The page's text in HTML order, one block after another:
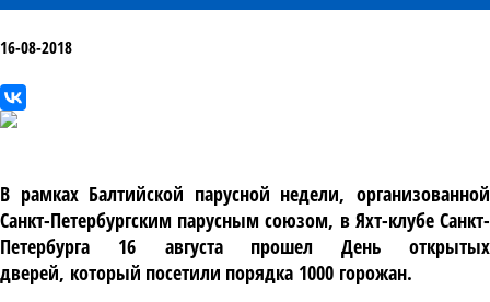
16-08-2018
В рамках Балтийской парусной недели,организованной
Санкт-Петербургским парусным союзом, в Яхт-клубе Санкт-
Петербурга 16 августа прошел День открытых
дверей, который посетили порядка 1000 горожан.